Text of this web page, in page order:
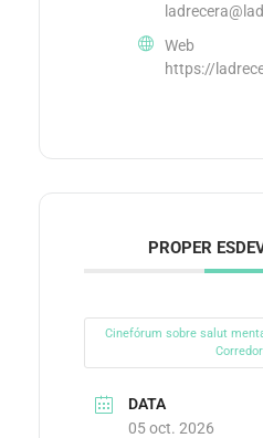
Web
https://
PROPER
Cinefórum sobre salut
DATA
05 oct. 2026